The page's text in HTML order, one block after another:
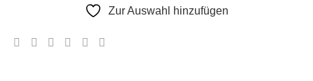
Zur Auswahl hinzufügen